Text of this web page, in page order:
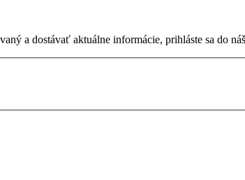
a dostávať aktuálne informácie, prihláste sa do